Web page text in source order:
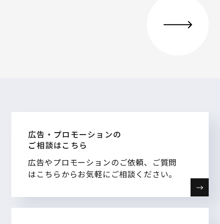
広告・プロモーションの
ご相談はこちら
広告やプロモーションのご依頼、ご質問
はこちらからお気軽にご相談ください。